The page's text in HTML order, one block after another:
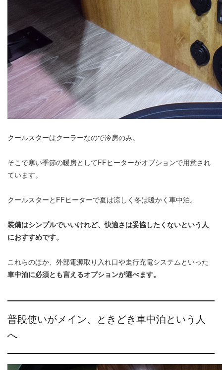
クールスターはクーラーなので冷房のみ。
そこで寒い季節の暖房としてFFヒーターがオプションで用意され
ています。
クールスターとFFヒーターで夏は涼しく冬は暖かく車中泊。
装備はシンプルでいいけれど、快適さは妥協したくないという人
におすすめです。
これらのほか、外部電源取り入れ口や走行充電システムといった
車中泊に必須とも言えるオプションが選べます。
普段使いがメイン、ときどき車中泊という人
へ